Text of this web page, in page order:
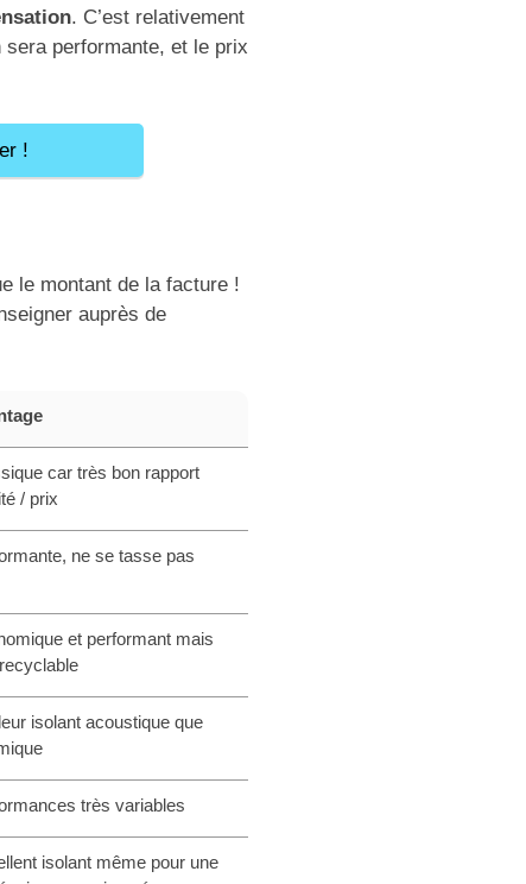
. C’est relativement
performante, et le prix
!
le montant de la facture !
auprès de
car très bon rapport
/ prix
ne se tasse pas
et performant mais
isolant acoustique que
très variables
isolant même pour une